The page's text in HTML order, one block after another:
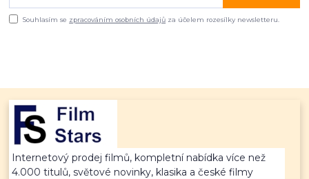
Souhlasím se zpracováním osobních údajů za účelem rozesílky newsletteru.
Internetový prodej filmů, kompletní nabídka více než
4.000 titulů, světové novinky, klasika a české filmy